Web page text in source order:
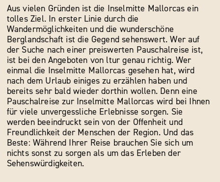
Aus vielen Gründen ist die Inselmitte Mallorcas ein
tolles Ziel. In erster Linie durch die
Wandermöglichkeiten und die wunderschöne
Berglandschaft ist die Gegend sehenswert. Wer auf
der Suche nach einer preiswerten Pauschalreise ist,
ist bei den Angeboten von ltur genau richtig. Wer
einmal die Inselmitte Mallorcas gesehen hat, wird
nach dem Urlaub einiges zu erzählen haben und
bereits sehr bald wieder dorthin wollen. Denn eine
Pauschalreise zur Inselmitte Mallorcas wird bei Ihnen
für viele unvergessliche Erlebnisse sorgen. Sie
werden beeindruckt sein von der Offenheit und
Freundlichkeit der Menschen der Region. Und das
Beste: Während Ihrer Reise brauchen Sie sich um
nichts sonst zu sorgen als um das Erleben der
Sehenswürdigkeiten.